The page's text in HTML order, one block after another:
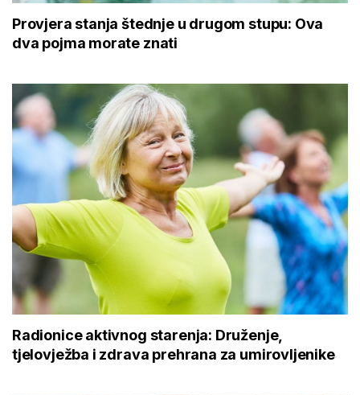
Provjera stanja štednje u drugom stupu: Ova
dva pojma morate znati
Radionice aktivnog starenja: Druženje,
tjelovježba i zdrava prehrana za umirovljenike